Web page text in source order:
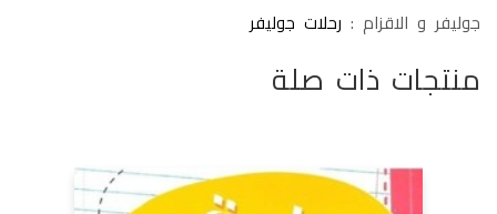
جوليفر و الاقزام : رحلات جوليفر
منتجات ذات صلة